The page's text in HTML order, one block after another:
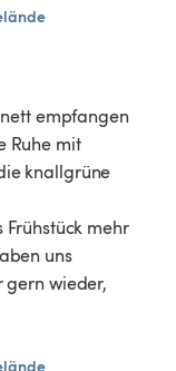
empfangen
Ruhe mit
knallgrüne
mehr
uns
gern wieder,